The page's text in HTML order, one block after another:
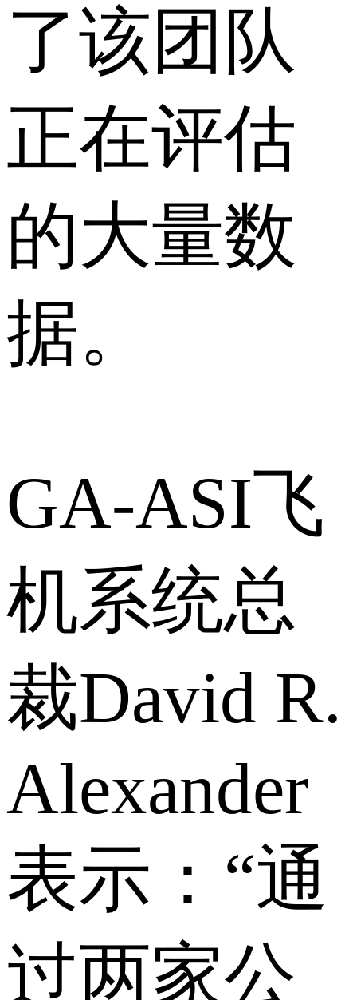
了该团队
正在评估
的大量数
据。
GA-ASI飞
机系统总
裁David R.
Alexander
表示：“通
过两家公